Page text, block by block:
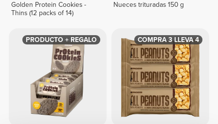
Golden Protein Cookies -
Thins (12 packs of 14)
Nueces trituradas 150 g
PRODUCTO + REGALO COMPRA 3 LLEVA 4